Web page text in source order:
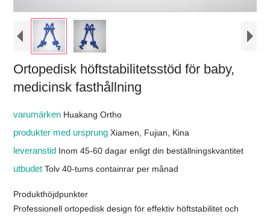
Ortopedisk höftstabilitetsstöd för baby,
medicinsk fasthållning
varumärken Huakang Ortho
produkter med ursprungXiamen, Fujian, Kina
leveranstid Inom 45-60 dagar enligt din beställningskvantitet
utbudetTolv 40-tums containrar per månad
Produkthöjdpunkter
Professionell ortopedisk design för effektiv höftstabilitet och